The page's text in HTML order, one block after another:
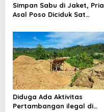
Simpan Sabu di Jaket, Pria
Asal Poso Diciduk Sat
Diduga Ada Aktivitas
Pertambangan ilegal di